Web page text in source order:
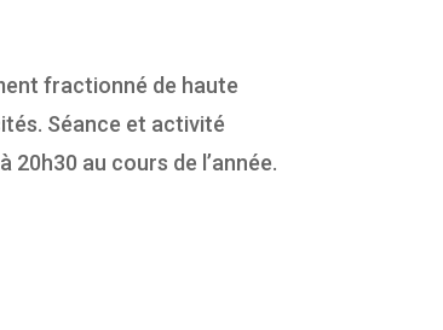
fractionné de haute
Séance et activité
au cours de l’année.